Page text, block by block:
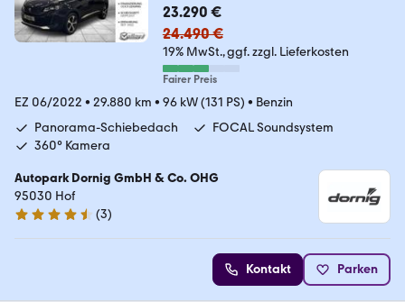
23.290 €
24.490 €
19% MwSt. ggf. zzgl. Lieferkosten
Fairer Preis
EZ 06/2022 • 29.880 km • 96 kW (131 PS) • Benzin
Panorama-Schiebedach
FOCAL Soundsystem
360° Kamera
Autopark Dornig GmbH & Co. OHG
95030 Hof
4.7 Sterne
(3)
Kontakt Parken